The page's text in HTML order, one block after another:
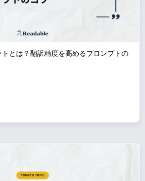
とは？翻訳精度を高めるプロンプトの